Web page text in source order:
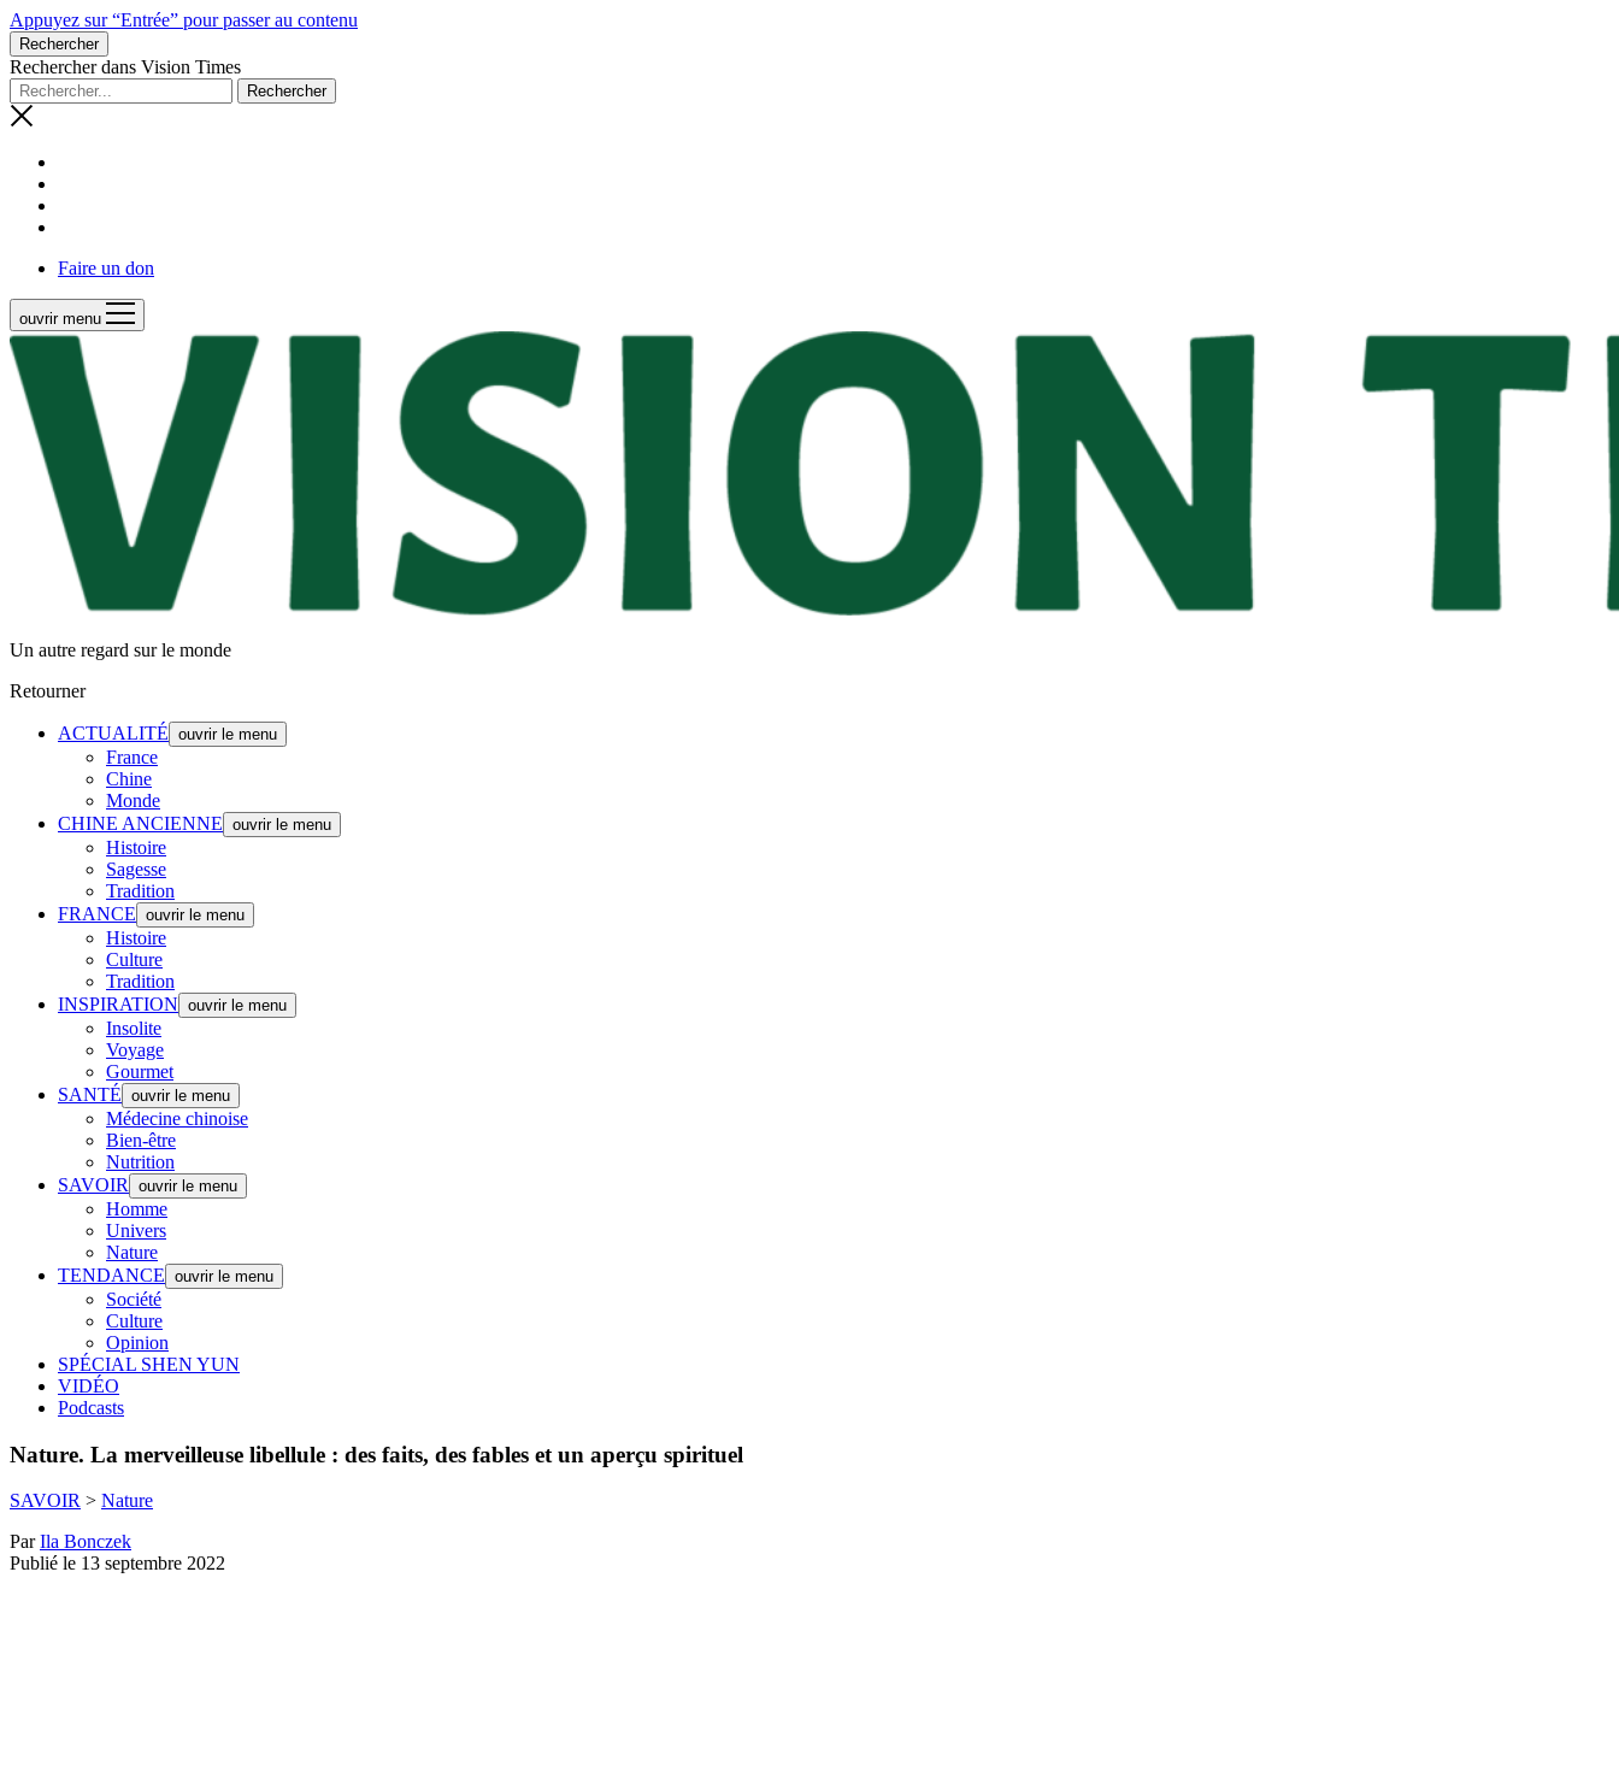
Appuyez sur “Entrée” pour passer au contenu
Rechercher
Rechercher dans Vision Times
Faire un don
ouvrir menu
Un autre regard sur le monde
Retourner
ACTUALITÉ ouvrir le menu
France
Chine
Monde
CHINE ANCIENNE ouvrir le menu
Histoire
Sagesse
Tradition
FRANCE ouvrir le menu
Histoire
Culture
Tradition
INSPIRATION ouvrir le menu
Insolite
Voyage
Gourmet
SANTÉ ouvrir le menu
Médecine chinoise
Bien-être
Nutrition
SAVOIR
ouvrir le menu
Homme
Univers
Nature
TENDANCE ouvrir le menu
Société
Culture
Opinion
SPÉCIAL SHEN YUN
VIDÉO
Podcasts
Nature. La merveilleuse libellule : des faits, des fables et un aperçu spirituel
SAVOIR > Nature
ParIla Bonczek
Publié le 13 septembre 2022